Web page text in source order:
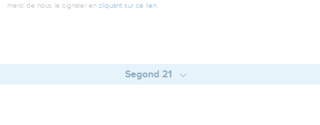
merci de nous le signaler en cliquant sur ce lien
Segond 21